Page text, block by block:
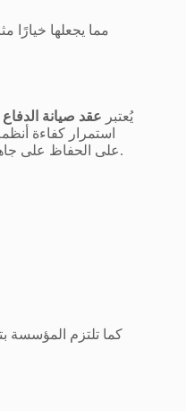
مما يجعلها خيارًا
يُعتبر عقد صيانة الدفاع
استمرار كفاءة
على الحفاظ على جاهزية الأنظمة واكتشاف الأعطال مبكرًا.
كما تلتزم المؤسسة